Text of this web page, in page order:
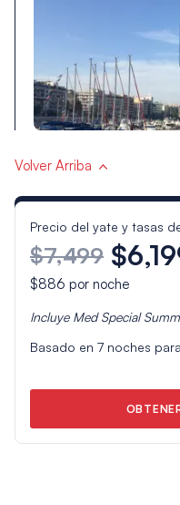
Volver Arriba
Precio del yate y tasas
$7,499
$886 por noche
Incluye Med Special
Basado en 7noches para